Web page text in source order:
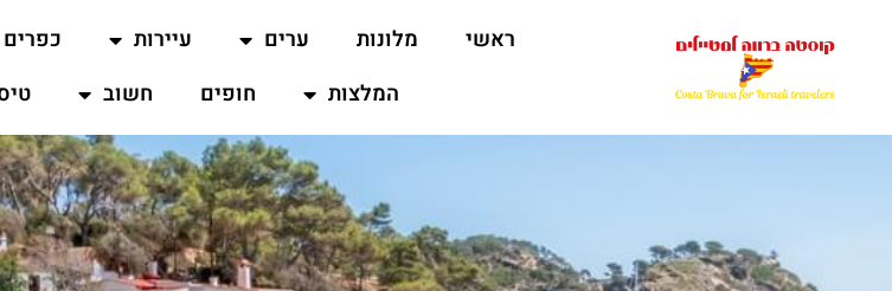
ראשי מלונות ערים עיירות כפרים
המלצות
חופים חשוב